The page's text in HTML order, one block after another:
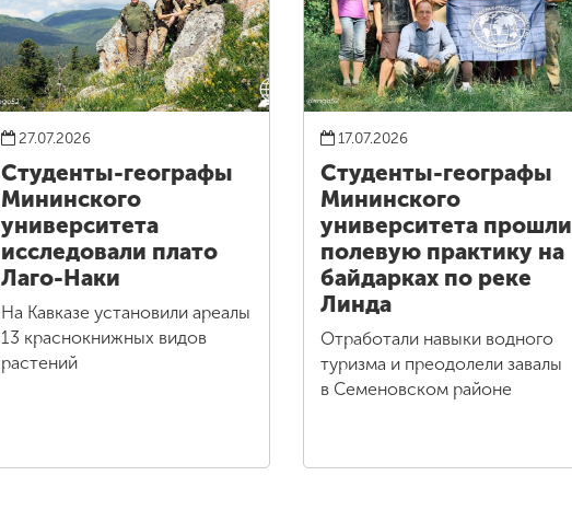
27.07.2026
Студенты-географы
Мининского
университета
исследовали плато
Лаго-Наки
На Кавказе установили ареалы
13 краснокнижных видов
растений
17.07.2026
Студенты-географы
Мининского
университета прошли
полевую практику на
байдарках по реке
Линда
Отработали навыки водного
туризма и преодолели завалы
в Семеновском районе